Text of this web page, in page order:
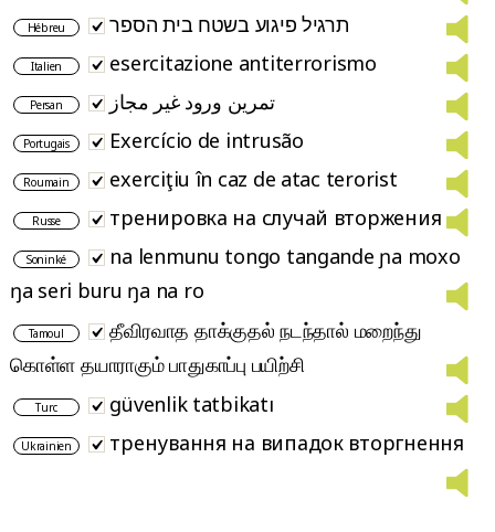
Hébreu תרגיל פיגוע בשטח בית הספר
Italien esercitazione antiterrorismo
Persan تمرین ورود غیر مجاز
Portugais Exercício de intrusão
Roumain exerciţiu în caz de atac terorist
Russe тренировка на случай вторжения
Soninké
na lenmunu tongo tangande ɲa moxo
ŋa seri buru ŋa na ro
Tamoul
தீவிரவாத தாக்குதல் நடந்தால் மறைந்து
கொள்ள தயாராகும் பாதுகாப்பு பயிற்சி
Turc güvenlik tatbikatı
Ukrainien тренування на випадок вторгнення